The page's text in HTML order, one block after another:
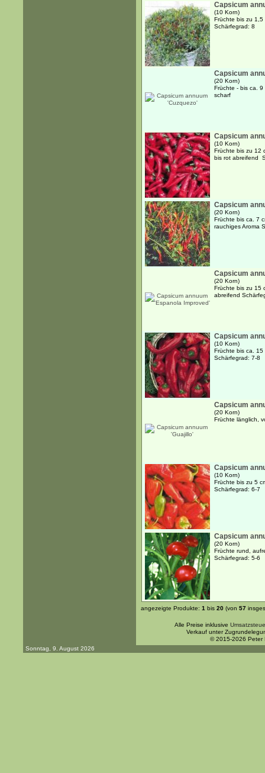
Capsicum
(10 Korn)
Früchte bis zu
Schärfegrad: 8
Capsicum
(20 Korn)
Früchte - bis ca.
scharf
Capsicum
(10 Korn)
Früchte bis zu 12
bis rot abreifend
Capsicum
(20 Korn)
Früchte bis ca. 7
rauchiges Aroma
Capsicum
(20 Korn)
Früchte bis zu 15
abreifend
Capsicum
(10 Korn)
Früchte bis ca.
Schärfegrad: 7-8
Capsicum
(20 Korn)
Früchte länglich,
Capsicum
(10 Korn)
Früchte bis zu 5
Schärfegrad: 6-7
Capsicum
(20 Korn)
Früchte rund,
Schärfegrad: 5-6
angezeigte Produkte: 1 bis 20 (von 57
Alle Preise inklusive
Verkauf unter
© 2015-2026 Peter
Sonntag, 9. August 2026